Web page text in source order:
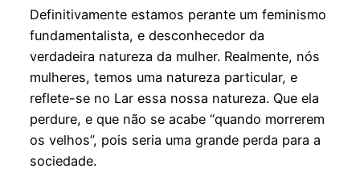
Definitivamente estamos perante um feminismo
fundamentalista, e desconhecedor da
verdadeira natureza da mulher. Realmente, nós
mulheres, temos uma natureza particular, e
reflete-se no Lar essa nossa natureza. Que ela
perdure, e que não se acabe “quando morrerem
os velhos”, pois seria uma grande perda para a
sociedade.